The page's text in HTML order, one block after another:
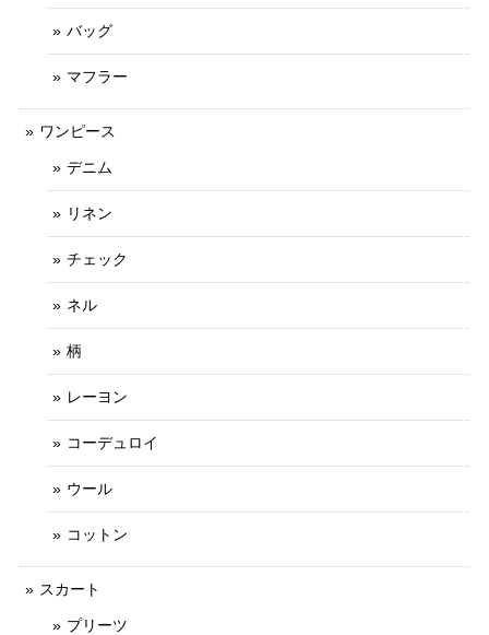
バッグ
マフラー
ワンピース
デニム
リネン
チェック
ネル
柄
レーヨン
コーデュロイ
ウール
コットン
スカート
プリーツ